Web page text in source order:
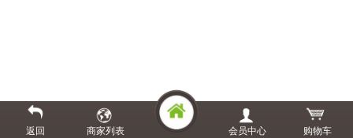
返回 商家列表 会员中心 购物车